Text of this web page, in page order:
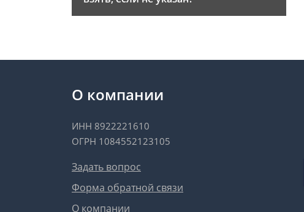
О компании
ИНН 8922221610
ОГРН 1084552123105
Задать вопрос
Форма обратной связи
О компании